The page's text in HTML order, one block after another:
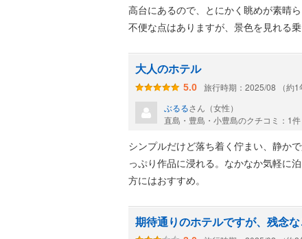
高台にあるので、とにかく眺めが素晴
不便な点はありますが、景色を見れる
オーバルには専用のラウンジがあって
の提供があります。朝食もラウンジでい
ベネッセハウスの特徴は、部屋にもア
間でした。
以前、パーク棟に泊まった時は、排水
ね。バスタブは広いので、容認できる
大人のホテル
5.0
旅行時期：2025/08 （約1
ぶるるさん（女性）
直島・豊島・小豊島のクチコミ：1件
シンプルだけど落ち着く佇まい、静か
っぷり作品に浸れる。なかなか気軽に
方にはおすすめ。
期待通りのホテルですが、残念な